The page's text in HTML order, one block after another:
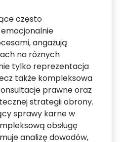
często
angażują
na różnych
tylko reprezentacja
także kompleksowa
prawne oraz
strategii obrony.
sprawy karne w
obsługę
analizę dowodów,